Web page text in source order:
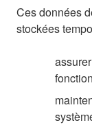
Ces données
stockées